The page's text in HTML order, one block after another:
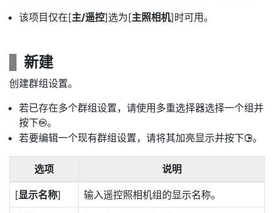
该项目仅在[主/遥控]选为[主照相机]时可用。
新建
创建群组设置。
若已存在多个群组设置，请使用多重选择器选择一个组并
按下J。
若要编辑一个现有群组设置，请将其加亮显示并按下2。
选项 说明
[显示名称] 输入遥控照相机组的显示名称。